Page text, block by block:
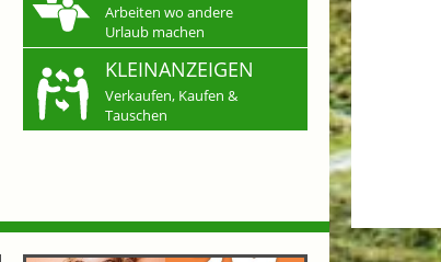
Arbeiten wo andere
Urlaub machen
KLEINANZEIGEN
Verkaufen, Kaufen &
Tauschen